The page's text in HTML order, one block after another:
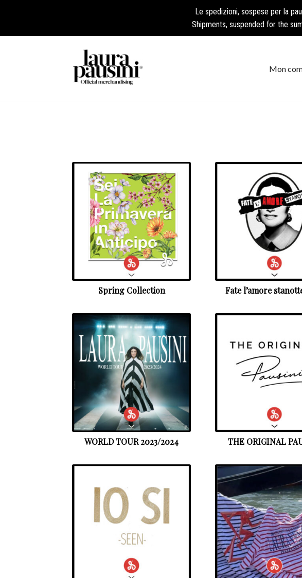
Le spedizioni, sospese per la
Shipments, suspended for the
Mon
Spring Collection Fate l’amore
WORLD TOUR 2023/2024 THE ORIGINAL